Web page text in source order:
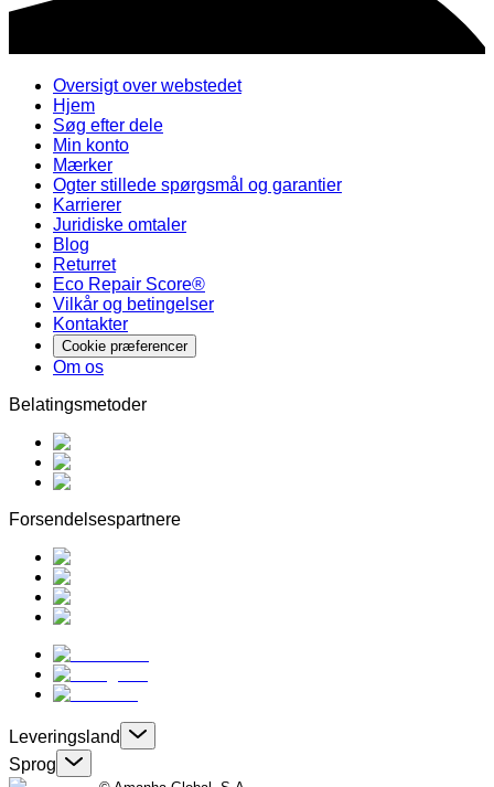
Oversigt over webstedet
Hjem
Søg efter dele
Min konto
Mærker
Ogter stillede spørgsmål og garantier
Karrierer
Juridiske omtaler
Blog
Returret
Eco Repair Score®
Vilkår og betingelser
Kontakter
Cookie præferencer
Om os
Belatingsmetoder
Forsendelsespartnere
Leveringsland
Sprog